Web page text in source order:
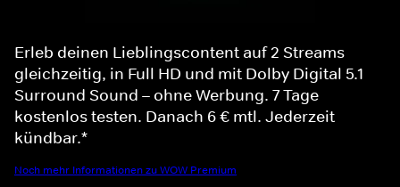
Erleb deinen Lieblingscontent auf 2 Streams
gleichzeitig, in Full HD und mit Dolby Digital 5.1
Surround Sound – ohne Werbung. 7 Tage
kostenlos testen. Danach 6 € mtl. Jederzeit
kündbar.*
Noch mehr Informationen zu WOW Premium